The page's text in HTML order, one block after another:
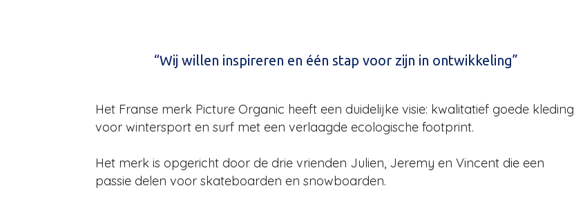
“Wij willen inspireren en één stap voor zijn in ontwikkeling”
Het Franse merk Picture Organic heeft een duidelijke visie: kwalitatief goede kleding
voor wintersport en surf met een verlaagde ecologische footprint.
Het merk is opgericht door de drie vrienden Julien, Jeremy en Vincent die een
passie delen voor skateboarden en snowboarden.